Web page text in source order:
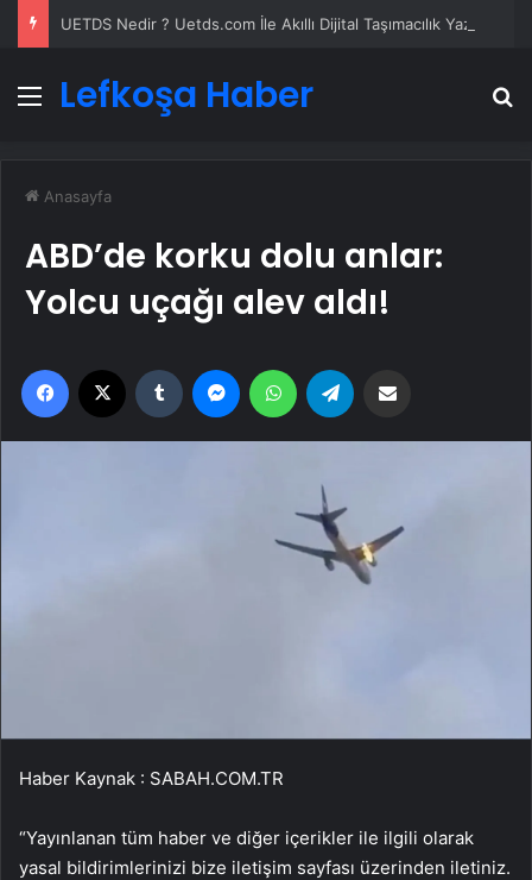
Menü
Lefkoşa Haber
Anasayfa
ABD’de korku dolu anlar:
Yolcu uçağı alev aldı!
Facebook Tumblr MessengerWhatsApp
Haber Kaynak : SABAH.COM.TR
“Yayınlanan tüm haber ve diğer içerikler ile ilgili olarak
yasal bildirimlerinizi bize iletişim sayfası üzerinden iletiniz.